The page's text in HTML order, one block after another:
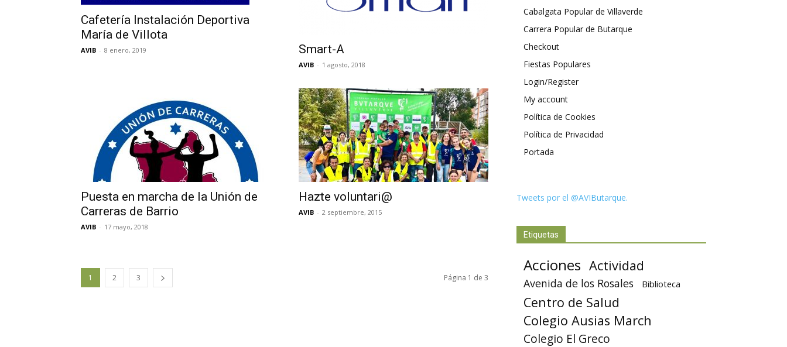
Cafetería Instalación Deportiva
María de Villota
AVIB - 8 enero, 2019 Smart-A
AVIB - 1 agosto, 2018
Puesta en marcha de la Unión de
Carreras de Barrio
AVIB - 17 mayo, 2018
Hazte voluntari@
AVIB - 2 septiembre, 2015
1 2 3 Página 1 de 3
Cabalgata Popular de Villaverde
Carrera Popular de Butarque
Checkout
Fiestas Populares
Login/Register
My account
Política de Cookies
Política de Privacidad
Portada
Tweets por el @AVIButarque.
Etiquetas
Acciones Actividad
Avenida de los Rosales Biblioteca
Centro de Salud
Colegio Ausias March
Colegio El Greco